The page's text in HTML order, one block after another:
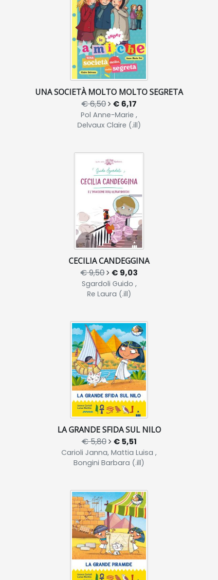
UNA SOCIETÀ MOLTO MOLTO SEGRETA
€ 6,50 € 6,17
Pol Anne-Marie ,
Delvaux Claire (.ill)
CECILIA CANDEGGINA
€ 9,50 € 9,03
Sgardoli Guido ,
Re Laura (.ill)
LA GRANDE SFIDA SUL NILO
€ 5,80 € 5,51
Carioli Janna, Mattia Luisa ,
Bongini Barbara (.ill)